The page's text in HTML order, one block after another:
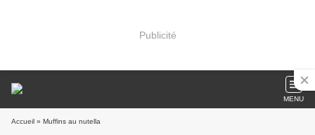
Publicité
MENU
Accueil » Muffins au nutella